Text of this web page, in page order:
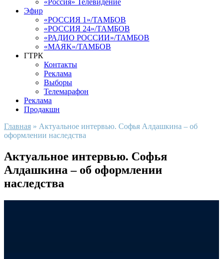
«Россия» Телевидение
Эфир
«РОССИЯ 1»/ТАМБОВ
«РОССИЯ 24»/ТАМБОВ
«РАДИО РОССИИ»/ТАМБОВ
«МАЯК»/ТАМБОВ
ГТРК
Контакты
Реклама
Выборы
Телемарафон
Реклама
Продакшн
Главная » Актуальное интервью. Софья Алдашкина – об
оформлении наследства
Актуальное интервью. Софья
Алдашкина – об оформлении
наследства